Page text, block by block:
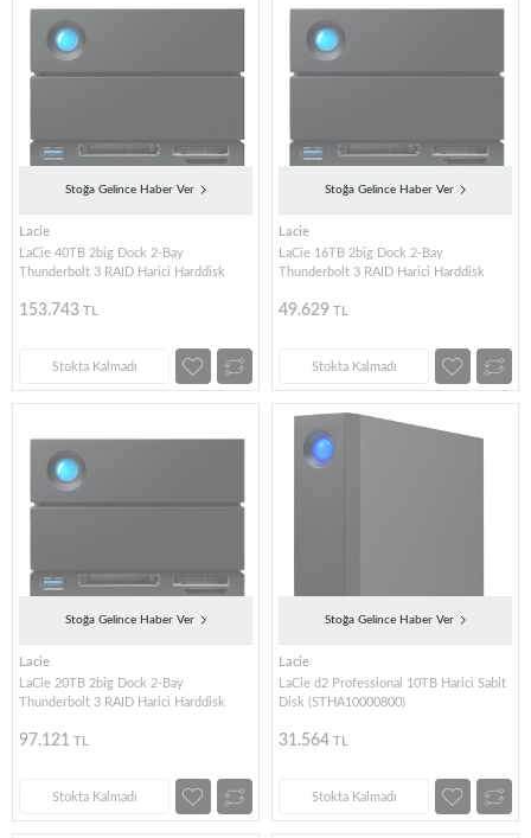
Stoğa Gelince Haber Ver
Lacie
LaCie 40TB 2big Dock 2-Bay
Thunderbolt 3 RAID Harici Harddisk
153.743 TL
Stokta Kalmadı
Stoğa Gelince Haber Ver
Lacie
LaCie 16TB 2big Dock 2-Bay
Thunderbolt 3 RAID Harici Harddisk
49.629 TL
Stokta Kalmadı
Stoğa Gelince Haber Ver
Lacie
LaCie 20TB 2big Dock 2-Bay
Thunderbolt 3 RAID Harici Harddisk
97.121 TL
Stokta Kalmadı
Stoğa Gelince Haber Ver
Lacie
LaCie d2 Professional 10TB Harici Sabit
Disk (STHA10000800)
31.564 TL
Stokta Kalmadı